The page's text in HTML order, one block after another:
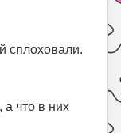
сплоховали.
а что в них